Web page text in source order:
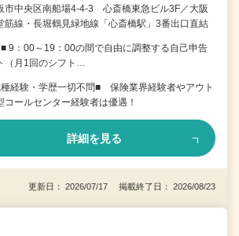
市中央区南船場4-4-3 心斎橋東急ビル3F／大阪
筋線・長堀鶴見緑地線「心斎橋駅」3番出口直結
9：00～19：00の間で自由に調整する自己申告
（月1回のシフト…
経験・学歴一切不問■ 保険業界経験者やアウト
コールセンター経験者は優遇！
詳細を見る
更新日： 2026/07/17 掲載終了日： 2026/08/23